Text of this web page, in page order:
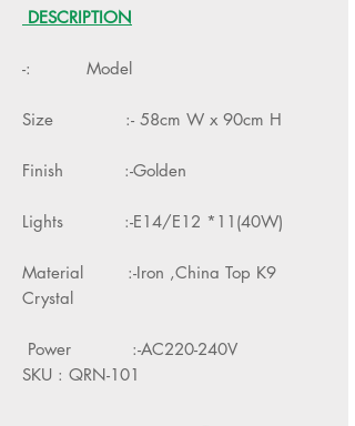
DESCRIPTION
Model :-
Size :- 58cm W x 90cm H
Finish :-Golden
Lights :-E14/E12 *11(40W)
Material :-Iron ,China Top K9
Crystal
Power :-AC220-240V
SKU : QRN-101